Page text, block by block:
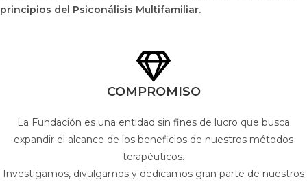
principios del Psiconálisis Multifamiliar.
COMPROMISO
La Fundación es una entidad sin fines de lucro que busca
expandir el alcance de los beneficios de nuestros métodos
terapéuticos.
Investigamos, divulgamos y dedicamos gran parte de nuestros